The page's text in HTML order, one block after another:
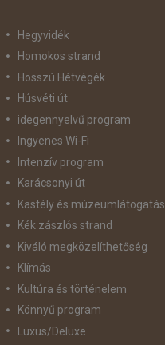
Hegyvidék
Homokos strand
Hosszú Hétvégék
Húsvéti út
idegennyelvű program
Ingyenes Wi-Fi
Intenzív program
Karácsonyi út
Kastély és múzeumlátogatás
Kék zászlós strand
Kiváló megközelíthetőség
Klímás
Kultúra és történelem
Könnyű program
Luxus/Deluxe